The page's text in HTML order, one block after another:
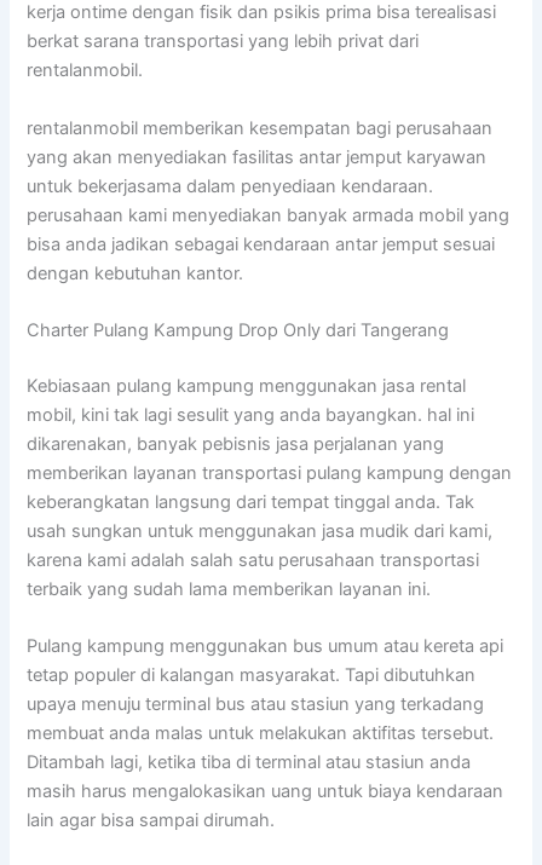
kerja ontime dengan fisik dan psikis prima bisa terealisasi
berkat sarana transportasi yang lebih privat dari
rentalanmobil.
rentalanmobil memberikan kesempatan bagi perusahaan
yang akan menyediakan fasilitas antar jemput karyawan
untuk bekerjasama dalam penyediaan kendaraan.
perusahaan kami menyediakan banyak armada mobil yang
bisa anda jadikan sebagai kendaraan antar jemput sesuai
dengan kebutuhan kantor.
Charter Pulang Kampung Drop Only dari Tangerang
Kebiasaan pulang kampung menggunakan jasa rental
mobil, kini tak lagi sesulit yang anda bayangkan. hal ini
dikarenakan, banyak pebisnis jasa perjalanan yang
memberikan layanan transportasi pulang kampung dengan
keberangkatan langsung dari tempat tinggal anda. Tak
usah sungkan untuk menggunakan jasa mudik dari kami,
karena kami adalah salah satu perusahaan transportasi
terbaik yang sudah lama memberikan layanan ini.
Pulang kampung menggunakan bus umum atau kereta api
tetap populer di kalangan masyarakat. Tapi dibutuhkan
upaya menuju terminal bus atau stasiun yang terkadang
membuat anda malas untuk melakukan aktifitas tersebut.
Ditambah lagi, ketika tiba di terminal atau stasiun anda
masih harus mengalokasikan uang untuk biaya kendaraan
lain agar bisa sampai dirumah.